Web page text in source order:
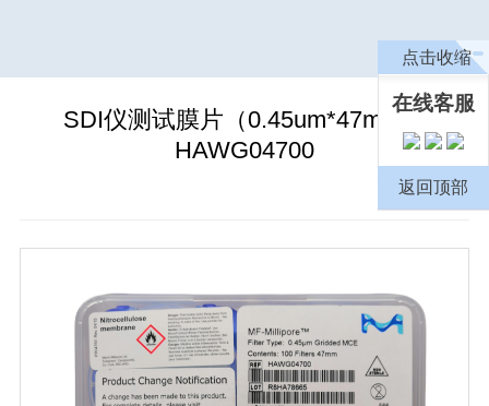
SDI仪测试膜片（0.45um*47mm）
HAWG04700
点击收缩
在线客服
返回顶部